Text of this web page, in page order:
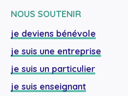
NOUS SOUTENIR
je deviens bénévole
je suis une entreprise
je suis un particulier
je suis enseignant